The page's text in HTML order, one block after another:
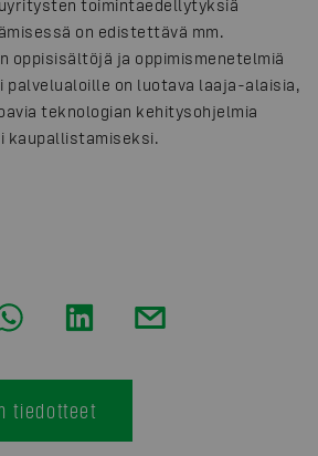
toimintaedellytyksiä
on edistettävä mm.
oppisisältöjä ja oppimismenetelmiä
palvelualoille on luotava laaja-alaisia,
teknologian kehitysohjelmia
kaupallistamiseksi.
tiedotteet